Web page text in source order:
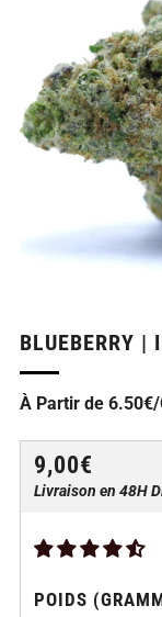
BLUEBERRY |
À Partir de 6.50€/
PRIX
RÉGULIER
9,00€
Livraison en 48H
POIDS